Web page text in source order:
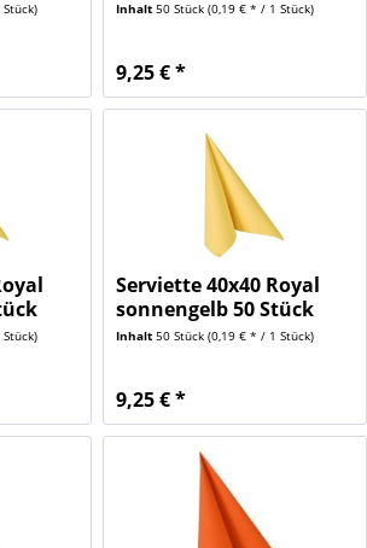
Inhalt 50 Stück (0,19 € * / 1 Stück)
9,25 € *
Serviette 40x40 Royal
sonnengelb 50 Stück
Inhalt 50 Stück (0,19 € * / 1 Stück)
9,25 € *